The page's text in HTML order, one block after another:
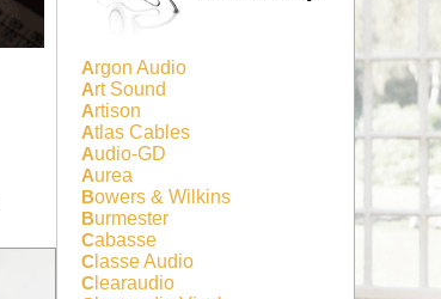
Argon Audio
Art Sound
Artison
Atlas Cables
Audio-GD
Aurea
Bowers & Wilkins
Burmester
Cabasse
Classe Audio
Clearaudio